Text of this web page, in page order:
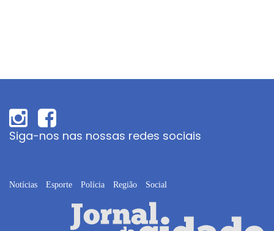
Siga-nos nas nossas redes sociais
Notícias Esporte Polícia Região Social